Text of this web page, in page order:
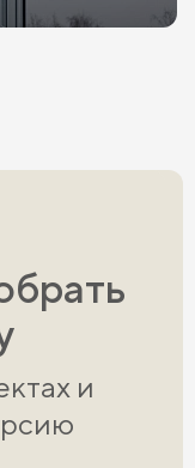
и